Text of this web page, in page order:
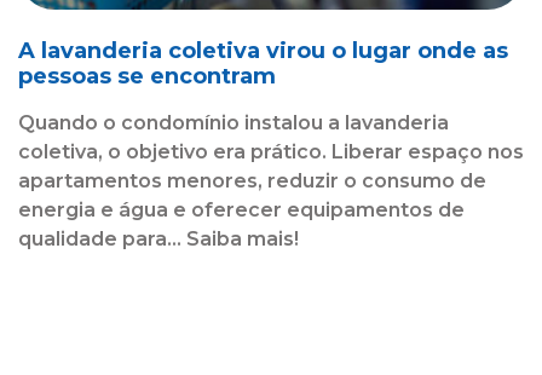
A lavanderia coletiva virou o lugar onde as
pessoas se encontram
Quando o condomínio instalou a lavanderia
coletiva, o objetivo era prático. Liberar espaço nos
apartamentos menores, reduzir o consumo de
energia e água e oferecer equipamentos de
qualidade para... Saiba mais!